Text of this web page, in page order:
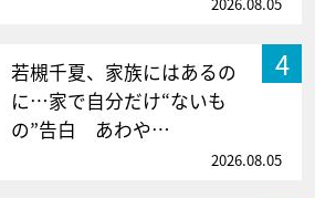
4
若槻千夏、家族にはあるの
に…家で自分だけ“ないも
の”告白 あわや…
2026.08.05